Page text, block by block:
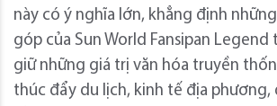
này có ý nghĩa lớn, khẳng định
góp của Sun World Fansipan
giữ những giá trị văn hóa truyền
thúc đẩy du lịch, kinh tế địa